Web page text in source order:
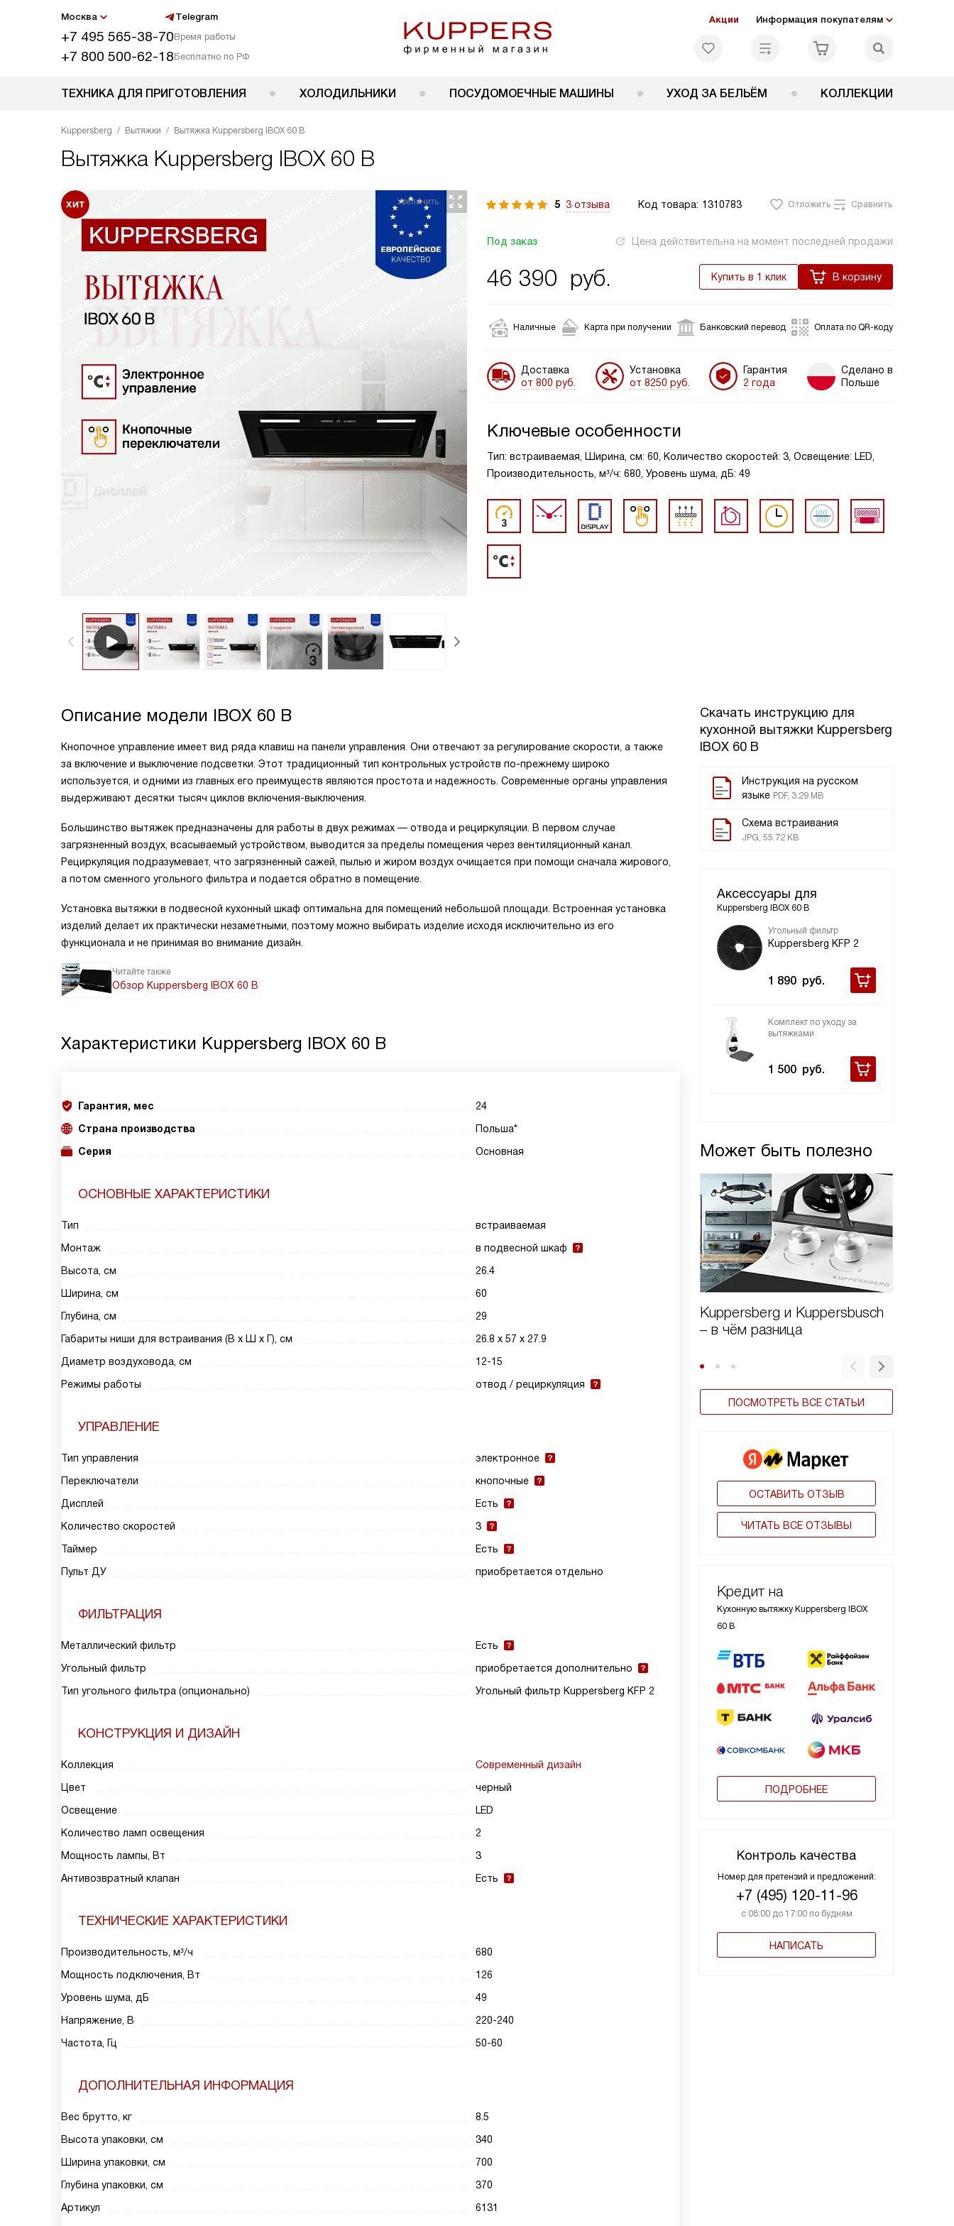
Москва Telegram
+7 495 565-38-70Время работы
+7 800 500-62-18Бесплатно по РФ
Акции Информация покупателям
ТЕХНИКА ДЛЯ ПРИГОТОВЛЕНИЯ ХОЛОДИЛЬНИКИ ПОСУДОМОЕЧНЫЕ МАШИНЫ УХОД ЗА БЕЛЬЁМ КОЛЛЕКЦИИ
Kuppersberg Вытяжки Вытяжка Kuppersberg IBOX 60 B
Вытяжка Kuppersberg IBOX 60 B
5 3 отзыва Код товара: 1310783 Отложить Сравнить
Под заказ Цена действительна на момент последней продажи
46 390 руб. Купить в 1 клик В корзину
Наличные Карта при получении Банковский перевод Оплата по QR-коду
Доставка
от 800 руб.
Установка
от 8250 руб.
Гарантия
2 года
Сделано в
Польше
Ключевые особенности
Тип: встраиваемая, Ширина, см: 60, Количество скоростей: 3, Освещение: LED,
Производительность, м³/ч: 680, Уровень шума, дБ: 49
Скачать инструкцию для
кухонной вытяжки Kuppersberg
IBOX 60 B
Инструкция на русском
языке PDF, 3.29 MB
Схема встраивания
JPG, 55.72 KB
Аксессуары для
Kuppersberg IBOX 60 B
Угольный фильтр
Kuppersberg KFP 2
1 890 руб.
Комплект по уходу за
вытяжками
1 500 руб.
Может быть полезно
Kuppersberg и Kuppersbusch
– в чём разница
ПОСМОТРЕТЬ ВСЕ СТАТЬИ
ОСТАВИТЬ ОТЗЫВ
ЧИТАТЬ ВСЕ ОТЗЫВЫ
Кредит на
Кухонную вытяжку Kuppersberg IBOX
60 B
ПОДРОБНЕЕ
Контроль качества
Номер для претензий и предложений:
+7 (495) 120-11-96
с 08:00 до 17:00 по будням
НАПИСАТЬ
Описание модели IBOX 60 B
Кнопочное управление имеет вид ряда клавиш на панели управления. Они отвечают за регулирование скорости, а также
за включение и выключение подсветки. Этот традиционный тип контрольных устройств по-прежнему широко
используется, и одними из главных его преимуществ являются простота и надежность. Современные органы управления
выдерживают десятки тысяч циклов включения-выключения.
Большинство вытяжек предназначены для работы в двух режимах — отвода и рециркуляции. В первом случае
загрязненный воздух, всасываемый устройством, выводится за пределы помещения через вентиляционный канал.
Рециркуляция подразумевает, что загрязненный сажей, пылью и жиром воздух очищается при помощи сначала жирового,
а потом сменного угольного фильтра и подается обратно в помещение.
Установка вытяжки в подвесной кухонный шкаф оптимальна для помещений небольшой площади. Встроенная установка
изделий делает их практически незаметными, поэтому можно выбирать изделие исходя исключительно из его
функционала и не принимая во внимание дизайн.
Читайте также
Обзор Kuppersberg IBOX 60 B
Характеристики Kuppersberg IBOX 60 B
Гарантия, мес
24
Страна производства
Польша*
Серия
Основная
ОСНОВНЫЕ ХАРАКТЕРИСТИКИ
Тип
встраиваемая
Монтаж
в подвесной шкаф
Высота, см
26.4
Ширина, см
60
Глубина, см
29
Габариты ниши для встраивания (В х Ш х Г), см
26.8 х 57 х 27.9
Диаметр воздуховода, см
12-15
Режимы работы
отвод / рециркуляция
УПРАВЛЕНИЕ
Тип управления
электронное
Переключатели
кнопочные
Дисплей
Есть
Количество скоростей
3
Таймер
Есть
Пульт ДУ
приобретается отдельно
ФИЛЬТРАЦИЯ
Металлический фильтр
Есть
Угольный фильтр
приобретается дополнительно
Тип угольного фильтра (опционально)
Угольный фильтр Kuppersberg KFP 2
КОНСТРУКЦИЯ И ДИЗАЙН
Коллекция
Современный дизайн
Цвет
черный
Освещение
LED
Количество ламп освещения
2
Мощность лампы, Вт
3
Антивозвратный клапан
Есть
ТЕХНИЧЕСКИЕ ХАРАКТЕРИСТИКИ
Производительность, м³/ч
680
Мощность подключения, Вт
126
Уровень шума, дБ
49
Напряжение, В
220-240
Частота, Гц
50-60
ДОПОЛНИТЕЛЬНАЯ ИНФОРМАЦИЯ
Вес брутто, кг
8.5
Высота упаковки, см
340
Ширина упаковки, см
700
Глубина упаковки, см
370
Артикул
6131